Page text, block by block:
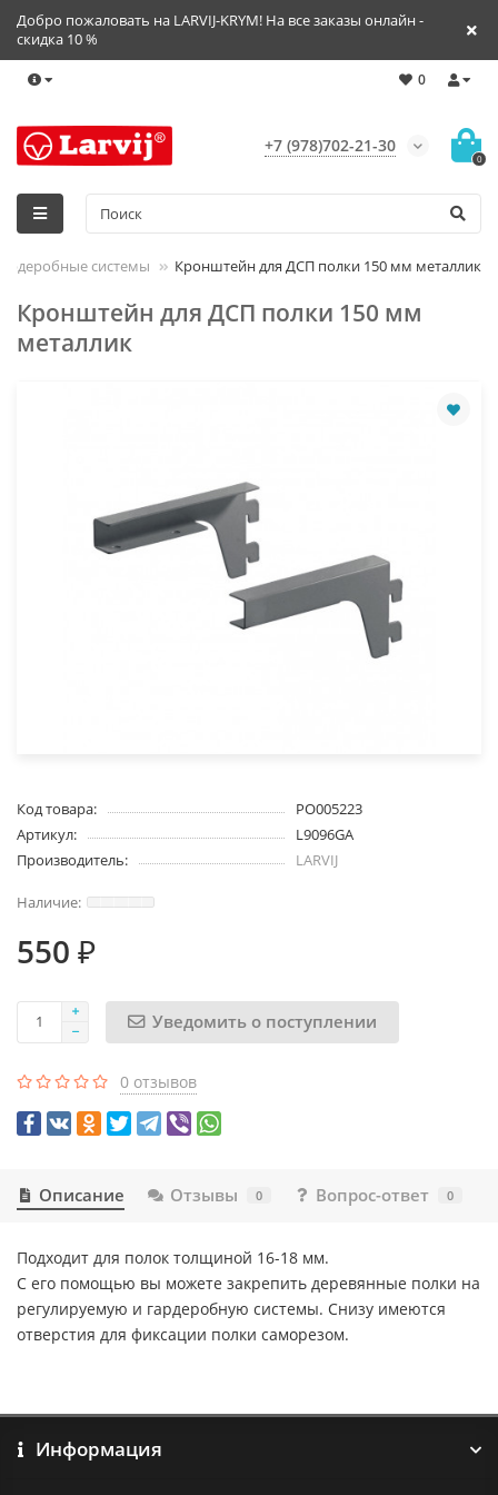
Добро пожаловать на LARVIJ-KRYM! На все заказы онлайн -
скидка 10 %
0
+7 (978)702-21-30
0
системы Кронштейн для ДСП полки 150 мм металлик
Кронштейн для ДСП полки 150 мм
металлик
Код товара:
PO005223
Артикул:
L9096GA
Производитель:
LARVIJ
550 ₽
Уведомить о поступлении
0 отзывов
Описание Отзывы 0 Вопрос-ответ 0
Подходит для полок толщиной 16-18 мм.
С его помощью вы можете закрепить деревянные полки на
регулируемую и гардеробную системы. Снизу имеются
отверстия для фиксации полки саморезом.
Информация